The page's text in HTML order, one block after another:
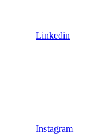
Linkedin
Instagram